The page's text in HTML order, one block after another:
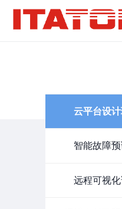
云平台设
智能故障
远程可视化